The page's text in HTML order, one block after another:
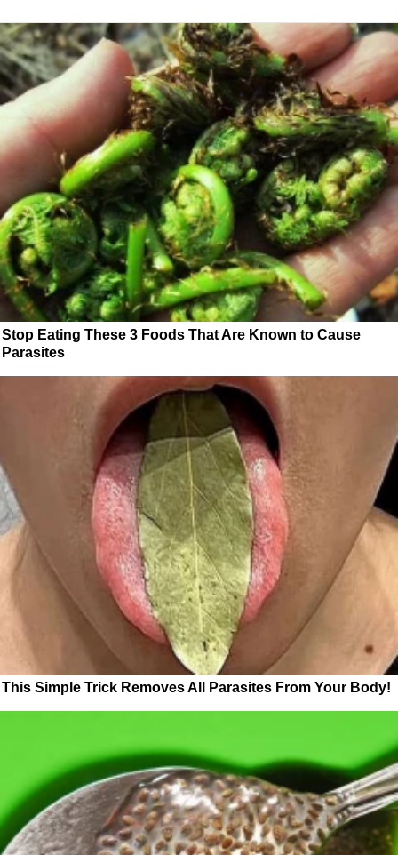
Stop Eating These 3 Foods That Are Known to Cause
Parasites
This Simple Trick Removes All Parasites From Your Body!